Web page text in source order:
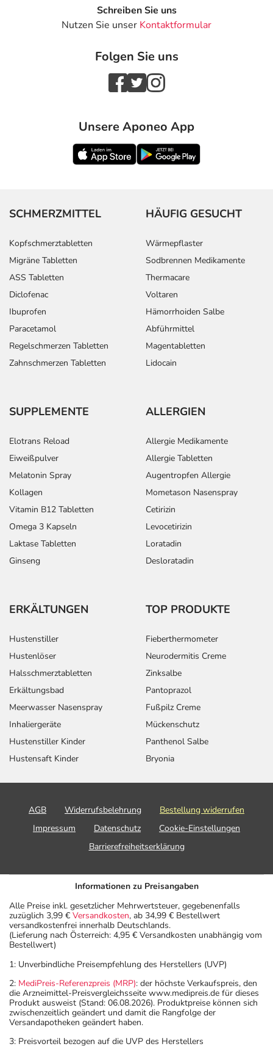
Schreiben Sie uns
Nutzen Sie unser Kontaktformular
Folgen Sie uns
Unsere Aponeo App
SCHMERZMITTEL
Kopfschmerztabletten
Migräne Tabletten
ASS Tabletten
Diclofenac
Ibuprofen
Paracetamol
Regelschmerzen Tabletten
Zahnschmerzen Tabletten
HÄUFIG GESUCHT
Wärmepflaster
Sodbrennen Medikamente
Thermacare
Voltaren
Hämorrhoiden Salbe
Abführmittel
Magentabletten
Lidocain
SUPPLEMENTE
Elotrans Reload
Eiweißpulver
Melatonin Spray
Kollagen
Vitamin B12 Tabletten
Omega 3 Kapseln
Laktase Tabletten
Ginseng
ALLERGIEN
Allergie Medikamente
Allergie Tabletten
Augentropfen Allergie
Mometason Nasenspray
Cetirizin
Levocetirizin
Loratadin
Desloratadin
ERKÄLTUNGEN
Hustenstiller
Hustenlöser
Halsschmerztabletten
Erkältungsbad
Meerwasser Nasenspray
Inhaliergeräte
Hustenstiller Kinder
Hustensaft Kinder
TOP PRODUKTE
Fieberthermometer
Neurodermitis Creme
Zinksalbe
Pantoprazol
Fußpilz Creme
Mückenschutz
Panthenol Salbe
Bryonia
AGB Widerrufsbelehrung
Bestellung widerrufen
Impressum
Datenschutz
Cookie-Einstellungen
Barrierefreiheitserklärung
Informationen zu Preisangaben
Alle Preise inkl. gesetzlicher Mehrwertsteuer, gegebenenfalls
zuzüglich 3,99 € Versandkosten, ab 34,99 € Bestellwert
versandkostenfrei innerhalb Deutschlands.
(Lieferung nach Österreich: 4,95 € Versandkosten unabhängig vom
Bestellwert)
1: Unverbindliche Preisempfehlung des Herstellers (UVP)
2: MediPreis-Referenzpreis (MRP): der höchste Verkaufspreis, den
die Arzneimittel-Preisvergleichsseite www.medipreis.de für dieses
Produkt ausweist (Stand: 06.08.2026). Produktpreise können sich
zwischenzeitlich geändert und damit die Rangfolge der
Versandapotheken geändert haben.
3: Preisvorteil bezogen auf die UVP des Herstellers